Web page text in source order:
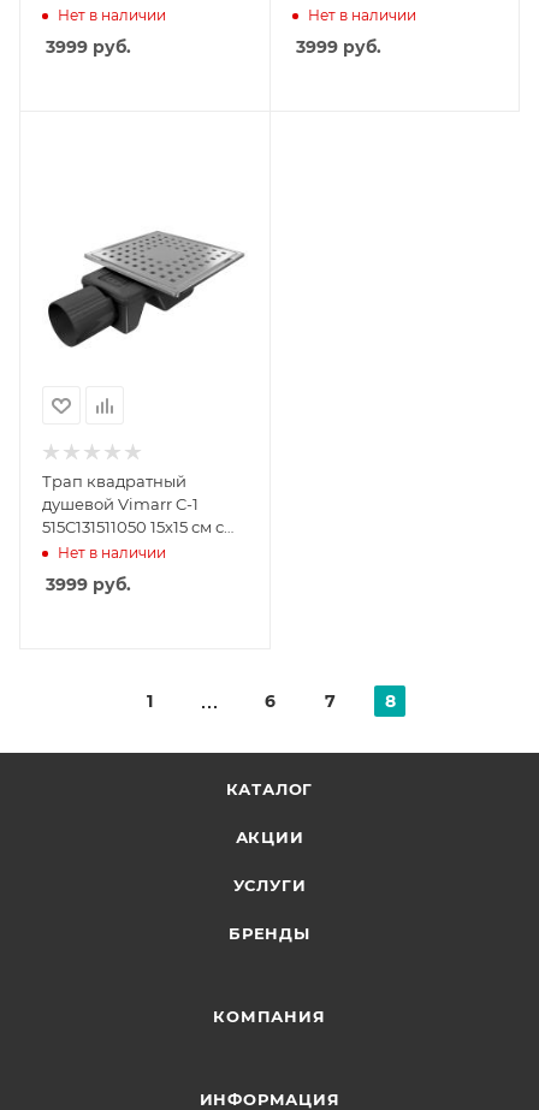
с рамкой из
нержавеющей стали, с
горизонтальным
Нет в наличии
3999 руб.
рамкой из
нержавеющей стали, с
горизонтальным
Нет в наличии
3999руб.
Трап квадратный
душевой Vimarr C-1
515C131511050 15х15 см с
рамкой из
нержавеющей стали, с
горизонтальным
Нет в наличии
3999 руб.
1 6 7 8
КАТАЛОГ
АКЦИИ
УСЛУГИ
БРЕНДЫ
КОМПАНИЯ
ИНФОРМАЦИЯ